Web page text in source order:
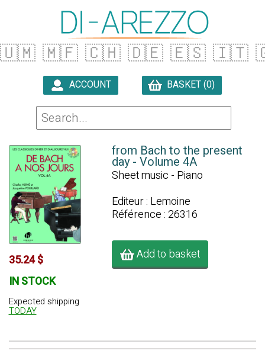
🇺🇲 🇲🇫 🇨🇭 🇩🇪 🇪🇸 🇮🇹
ACCOUNT BASKET (0)
35.24 $
IN STOCK
Expected shipping
TODAY
from Bach to the present
day - Volume 4A
Sheet music - Piano
Editeur : Lemoine
Référence : 26316
Add to basket